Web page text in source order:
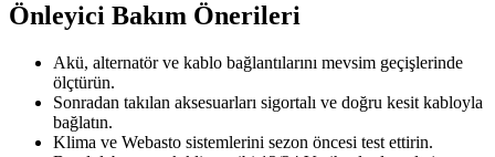
Önleyici Bakım Önerileri
Akü, alternatör ve kablo bağlantılarını mevsim geçişlerinde
ölçtürün.
Sonradan takılan aksesuarları sigortalı ve doğru kesit kabloyla
bağlatın.
Klima ve Webasto sistemlerini sezon öncesi test ettirin.